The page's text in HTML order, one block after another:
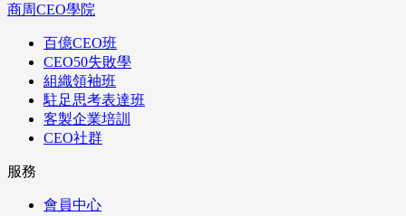
商周CEO學院
百億CEO班
CEO50失敗學
組織領袖班
駐足思考表達班
客製企業培訓
CEO社群
服務
會員中心